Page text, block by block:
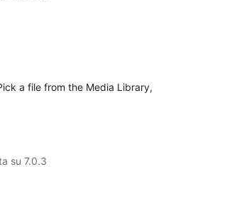
a file from the Media Library,
su 7.0.3